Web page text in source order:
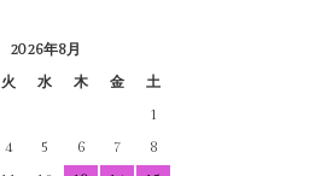
2026年8月
火 水 木 金
土
1
4 5 6 7
8